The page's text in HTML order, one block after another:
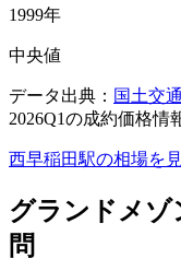
1999年
中央値
データ出典： 国土交
2026Q1の成約価格情
西早稲田駅の相場を
グランドメゾ
問